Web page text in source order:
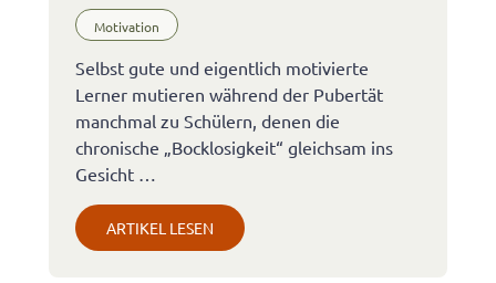
Motivation
Selbst gute und eigentlich motivierte
Lerner mutieren während der Pubertät
manchmal zu Schülern, denen die
chronische „Bocklosigkeit“ gleichsam ins
Gesicht …
ARTIKEL LESEN